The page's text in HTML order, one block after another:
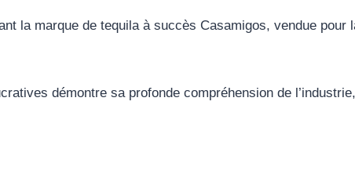
la marque de tequila à succès Casamigos, vendue pour
démontre sa profonde compréhension de